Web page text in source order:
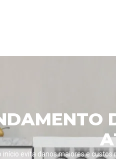
início evita danos maiores e